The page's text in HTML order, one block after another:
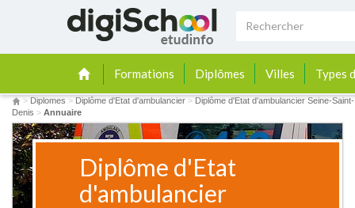
Formations Diplômes Villes Types
> Diplomes > Diplôme d'Etat d'ambulancier > Diplôme d'Etat d'ambulancier Seine-Saint-
Denis > Annuaire
Diplôme d'Etat
d'ambulancier